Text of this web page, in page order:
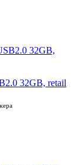
32GB, retail